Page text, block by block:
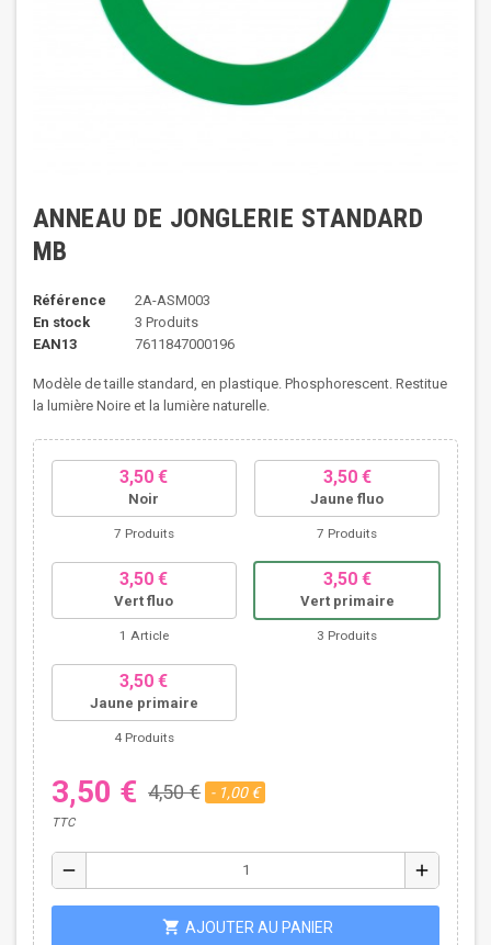
ANNEAU DE JONGLERIE STANDARD
MB
Référence
2A-ASM003
En stock
3 Produits
EAN13
7611847000196
Modèle de taille standard, en plastique. Phosphorescent. Restitue
la lumière Noire et la lumière naturelle.
3,50 €
Noir
7 Produits
3,50 €
Jaune fluo
7 Produits
3,50 €
Vert fluo
1 Article
3,50 €
Vert primaire
3 Produits
3,50 €
Jaune primaire
4 Produits
3,50 € 4,50 € - 1,00 €
TTC
remove add
shopping_cart AJOUTER AU PANIER